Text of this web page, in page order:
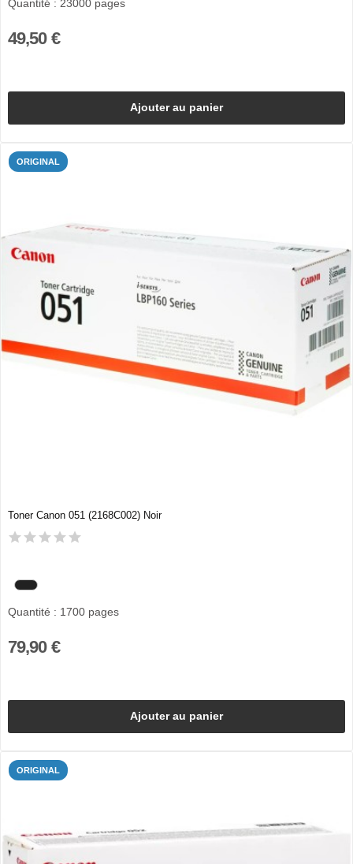
Quantité : 23000 pages
49,50 €
Ajouter au panier
ORIGINAL
Toner Canon 051 (2168C002) Noir
Quantité : 1700 pages
79,90 €
Ajouter au panier
ORIGINAL